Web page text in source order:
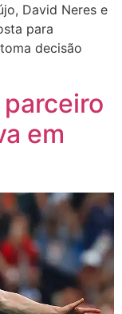
David Neres e
para
decisão
em